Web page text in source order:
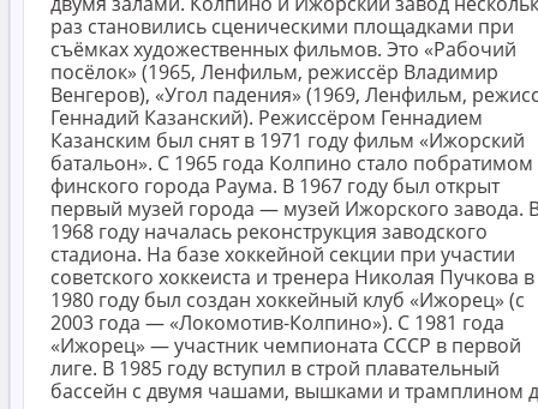
раз становились сценическими площадками при
съёмках художественных фильмов. Это «Рабочий
посёлок» (1965, Ленфильм, режиссёр Владимир
Венгеров), «Угол падения» (1969, Ленфильм,
Геннадий Казанский). Режиссёром Геннадием
Казанским был снят в 1971 году фильм «Ижорский
батальон». С 1965 года Колпино стало побратимом
финского города Раума. В 1967 году был открыт
первый музей города — музей Ижорского завода.
1968 году началась реконструкция заводского
стадиона. На базе хоккейной секции при участии
советского хоккеиста и тренера Николая Пучкова в
1980 году был создан хоккейный клуб «Ижорец» (с
2003 года — «Локомотив-Колпино»). С 1981 года
«Ижорец» — участник чемпионата СССР в первой
лиге. В 1985 году вступил в строй плавательный
бассейн с двумя чашами, вышками и трамплином